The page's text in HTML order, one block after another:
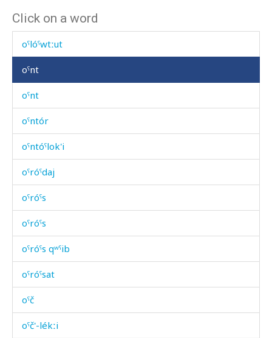
Click on a word
oˤlóˤw kes
oˤlóˤwtːut
oˤnt
oˤnt
oˤntór
oˤntóˤlok'i
oˤróˤdaj
oˤróˤs
oˤróˤs
oˤróˤs qʷˤib
oˤróˤsat
oˤč
oˤč'-lékːi